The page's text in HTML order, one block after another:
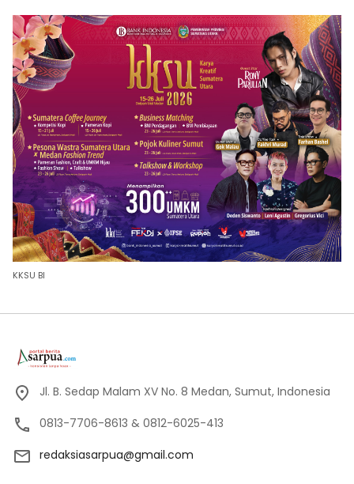
KKSU BI
Jl. B. Sedap Malam XV No. 8 Medan, Sumut, Indonesia
0813-7706-8613 & 0812-6025-413
redaksiasarpua@gmail.com